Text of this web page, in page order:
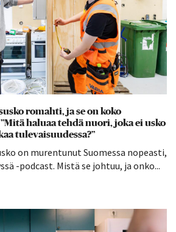
romahti, ja se on koko
haluaa tehdä nuori, joka ei usko
tulevaisuudessa?”
on murentunut Suomessa nopeasti,
-podcast. Mistä se johtuu, ja onko...